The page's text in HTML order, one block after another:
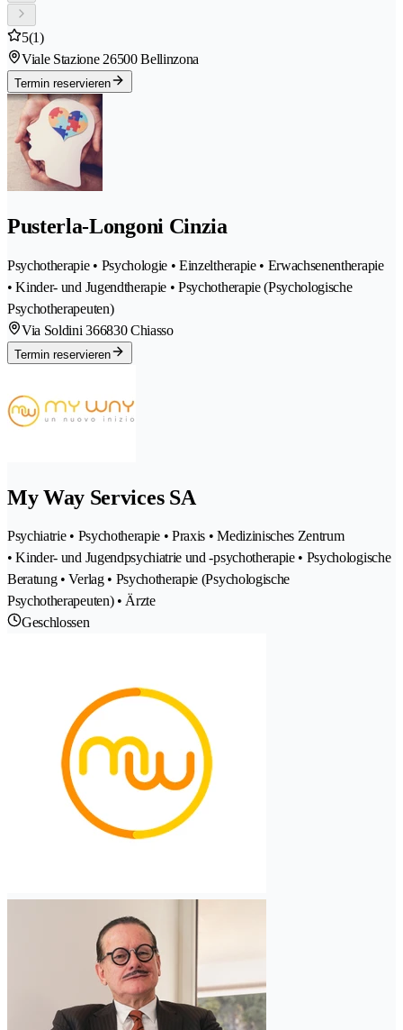
5(1)
Viale Stazione 26500 Bellinzona
Termin reservieren
Pusterla-Longoni Cinzia
Psychotherapie • Psychologie • Einzeltherapie • Erwachsenentherapie
• Kinder- und Jugendtherapie • Psychotherapie (Psychologische
Psychotherapeuten)
Via Soldini 366830 Chiasso
Termin reservieren
My Way Services SA
Psychiatrie • Psychotherapie • Praxis • Medizinisches Zentrum
• Kinder- und Jugendpsychiatrie und -psychotherapie • Psychologische
Beratung • Verlag • Psychotherapie (Psychologische
Psychotherapeuten) • Ärzte
Geschlossen